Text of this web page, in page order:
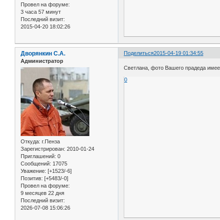
Провел на форуме:
3 часа 57 минут
Последний визит:
2015-04-20 18:02:26
Поделиться2015-04-19 01:34:55
Дворянкин С.А.
Администратор
Откуда: г.Пенза
Зарегистрирован: 2010-01-24
Приглашений: 0
Сообщений: 17075
Уважение: [+1523/-6]
Позитив: [+5483/-0]
Провел на форуме:
9 месяцев 22 дня
Последний визит:
2026-07-08 15:06:26
Светлана, фото Вашего прадеда
0